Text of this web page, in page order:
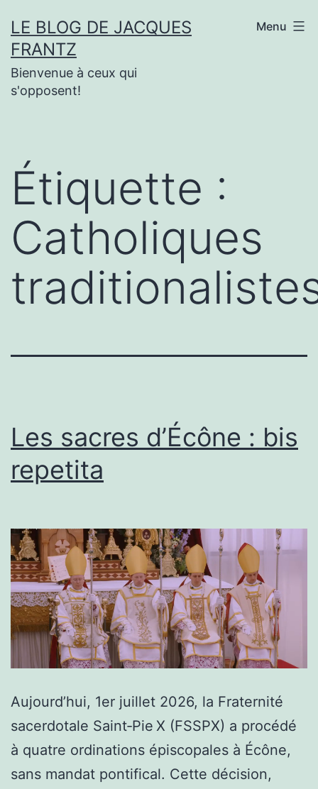
au
contenu
LE BLOG DE JACQUES
FRANTZ
Bienvenue à ceux qui
s'opposent!
Menu
Étiquette :
Catholiques
Les sacres d’Écône : bis
repetita
Aujourd’hui, 1er juillet 2026, la Fraternité
sacerdotale Saint‑Pie X (FSSPX) a procédé
à quatre ordinations épiscopales à Écône,
sans mandat pontifical. Cette décision,